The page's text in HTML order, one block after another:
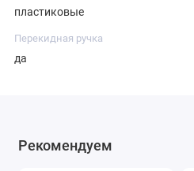
пластиковые
Перекидная ручка
да
Рекомендуем